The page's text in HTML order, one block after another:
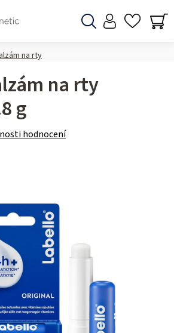
na rty
na rty
g
hodnocení